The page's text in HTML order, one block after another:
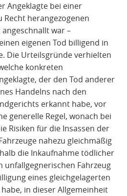
Angeklagte bei einer
Recht herangezogenen
war –
eigenen Tod billigend in
Die Urteilsgründe verhielten
konkreten
der den Tod anderer
Handelns nach den
erkannt habe, vor
generelle Regel, wonach bei
Risiken für die Insassen der
nahezu gleichmäßig
die Inkaufnahme tödlicher
unfallgegnerischen Fahrzeug
eines gleichgelagerten
in dieser Allgemeinheit